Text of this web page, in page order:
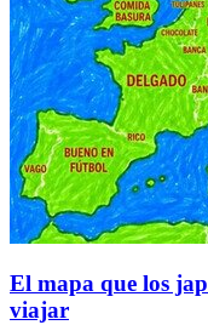
El mapa que los
viajar